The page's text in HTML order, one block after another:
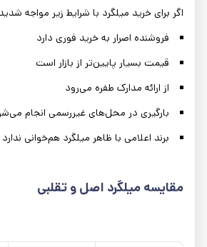
اگر برای خرید میلگرد با شرایط زیر مواجه
فروشنده اصرار به خرید فوری دارد
قیمت بسیار پایین‌تر از بازار است
از ارائه مدارک طفره می‌رود
بارگیری در محل‌های غیررسمی انجام
برند اعلامی با ظاهر میلگرد هم‌خوانی ندارد
مقایسه میلگرد اصل و تقلبی